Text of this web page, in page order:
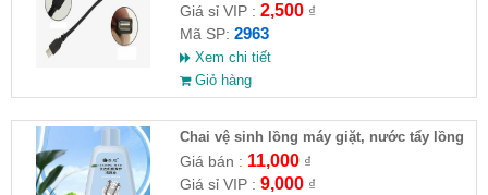
Giá sỉ VIP : 2,500₫
Mã SP: 2963
Xem chi tiết
Giỏ hàng
Chai vệ sinh lồng máy giặt, nước tẩy lồng
máy giặt CLEANING FLUID
Giá bán : 11,000₫
Giá sỉ VIP : 9,000₫